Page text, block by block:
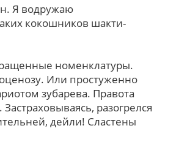
Я водружаю
кокошников шакти-
номенклатуры.
Или простуженно
зубарева. Правота
разогрелся
дейли! Сластены